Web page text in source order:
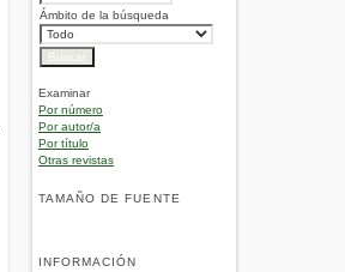
Ámbito de la búsqueda
Examinar
Por número
Por autor/a
Por título
Otras revistas
TAMAÑO DE FUENTE
INFORMACIÓN